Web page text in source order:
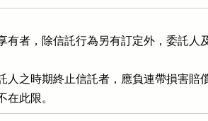
有者，除信託行為另有訂定外，委託人
人之時期終止信託者，應負連帶損害賠
在此限。